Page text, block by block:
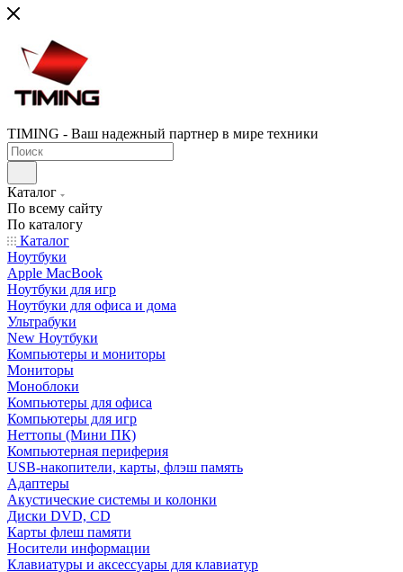
TIMING - Ваш надежный партнер в мире техники
Каталог
По всему сайту
По каталогу
Каталог
Ноутбуки
Apple MacBook
Ноутбуки для игр
Ноутбуки для офиса и дома
Ультрабуки
New Ноутбуки
Компьютеры и мониторы
Мониторы
Моноблоки
Компьютеры для офиса
Компьютеры для игр
Неттопы (Мини ПК)
Компьютерная периферия
USB-накопители, карты, флэш память
Адаптеры
Акустические системы и колонки
Диски DVD, CD
Карты флеш памяти
Носители информации
Клавиатуры и аксессуары для клавиатур